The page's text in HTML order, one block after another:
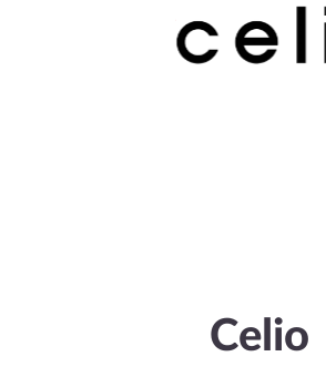
Celio